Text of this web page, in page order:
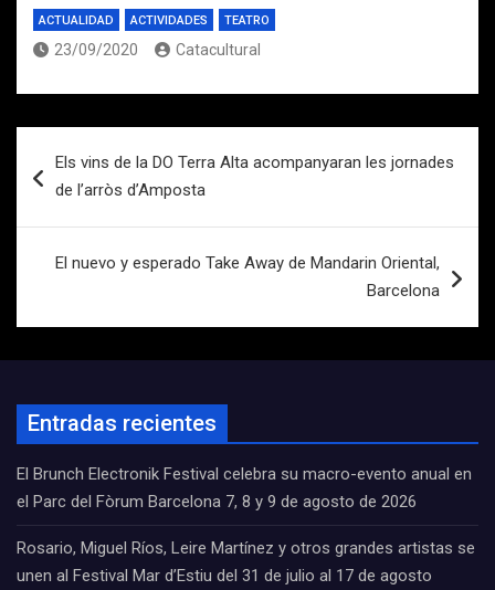
ACTUALIDAD ACTIVIDADES TEATRO
23/09/2020 Catacultural
de
Els vins de la DO Terra Alta acompanyaran les jornades
de l’arròs d’Amposta
El nuevo y esperado Take Away de Mandarin Oriental,
Barcelona
Entradas recientes
El Brunch Electronik Festival celebra su macro-evento anual en
el Parc del Fòrum Barcelona 7, 8 y 9 de agosto de 2026
Rosario, Miguel Ríos, Leire Martínez y otros grandes artistas se
unen al Festival Mar d’Estiu del 31 de julio al 17 de agosto